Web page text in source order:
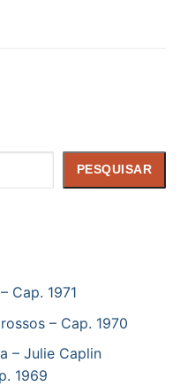
PESQUISAR
Cap. 1971
– Cap. 1970
– Julie Caplin
1969